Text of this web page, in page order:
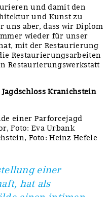
und damit den
und Kunst zu
uns aber, dass wir Diplom
wieder für unser
mit der Restaurierung
Restaurierungsarbeiten
Restaurierungswerkstatt
Kranichstein
einer Parforcejagd
Foto: Eva Urbank
Foto: Heinz Hefele
einer
hat als